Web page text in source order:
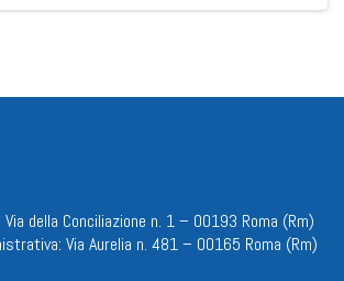
Via della Conciliazione n. 1 – 00193 Roma (Rm)
Via Aurelia n. 481 – 00165 Roma (Rm)